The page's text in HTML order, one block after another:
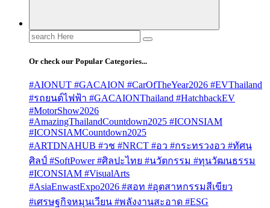
Search
for:
Or check our Popular Categories...
#AIONUT #GACAION #CarOfTheYear2026 #EVThailand
#รถยนต์ไฟฟ้า #GACAIONThailand #HatchbackEV
#MotorShow2026
#AmazingThailandCountdown2025 #ICONSIAM
#ICONSIAMCountdown2025
#ARTDNAHUB #วช #NRCT #อว #กระทรวงอว #ทัศน
ศิลป์ #SoftPower #ศิลปะไทย #นวัตกรรม #ทุนวัฒนธรรม
#ICONSIAM #VisualArts
#AsiaEnwastExpo2026 #สอท #อุตสาหกรรมสีเขียว
#เศรษฐกิจหมุนเวียน #พลังงานสะอาด #ESG